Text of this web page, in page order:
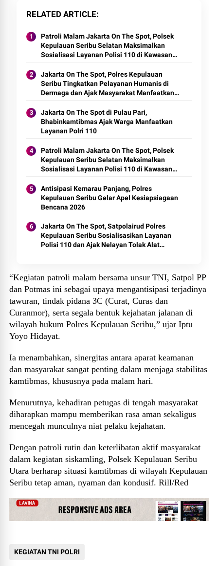
RELATED ARTICLE
Patroli Malam Jakarta On The Spot, Polsek
Kepulauan Seribu Selatan Maksimalkan
Sosialisasi Layanan Polisi 110 di Kawasan
Jakarta On The Spot, Polres Kepulauan
Seribu Tingkatkan Pelayanan Humanis di
Dermaga dan Ajak Masyarakat Manfaatkan
Jakarta On The Spot di Pulau Pari,
Bhabinkamtibmas Ajak Warga Manfaatkan
Layanan Polri 110
Patroli Malam Jakarta On The Spot, Polsek
Kepulauan Seribu Selatan Maksimalkan
Sosialisasi Layanan Polisi 110 di Kawasan
Antisipasi Kemarau Panjang, Polres
Kepulauan Seribu Gelar Apel Kesiapsiagaan
Bencana 2026
Jakarta On The Spot, Satpolairud Polres
Kepulauan Seribu Sosialisasikan Layanan
Polisi 110 dan Ajak Nelayan Tolak Alat
“Kegiatan patroli malam bersama unsur TNI, Satpol PP
dan Potmas ini sebagai upaya mengantisipasi terjadinya
tawuran, tindak pidana 3C (Curat, Curas dan
Curanmor), serta segala bentuk kejahatan jalanan di
wilayah hukum Polres Kepulauan Seribu,” ujar Iptu
Yoyo Hidayat.
Ia menambahkan, sinergitas antara aparat keamanan
dan masyarakat sangat penting dalam menjaga stabilitas
kamtibmas, khususnya pada malam hari.
Menurutnya, kehadiran petugas di tengah masyarakat
diharapkan mampu memberikan rasa aman sekaligus
mencegah munculnya niat pelaku kejahatan.
Dengan patroli rutin dan keterlibatan aktif masyarakat
dalam kegiatan siskamling, Polsek Kepulauan Seribu
Utara berharap situasi kamtibmas di wilayah Kepulauan
Seribu tetap aman, nyaman dan kondusif. Rill/Red
KEGIATAN TNI POLRI